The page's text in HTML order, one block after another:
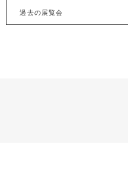
過去の展覧会